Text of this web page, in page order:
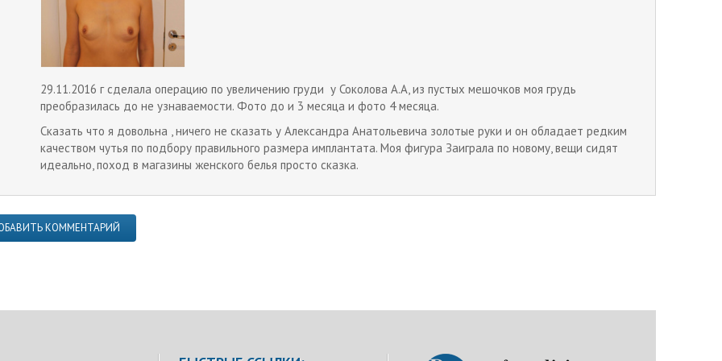
29.11.2016 г сделала операцию по увеличению груди у Соколова А.А, из пустых мешочков моя грудь
преобразилась до не узнаваемости. Фото до и 3 месяца и фото 4 месяца.
Сказать что я довольна , ничего не сказать у Александра Анатольевича золотые руки и он обладает редким
качеством чутья по подбору правильного размера имплантата. Моя фигура Заиграла по новому, вещи сидят
идеально, поход в магазины женского белья просто сказка.
КОММЕНТАРИЙ